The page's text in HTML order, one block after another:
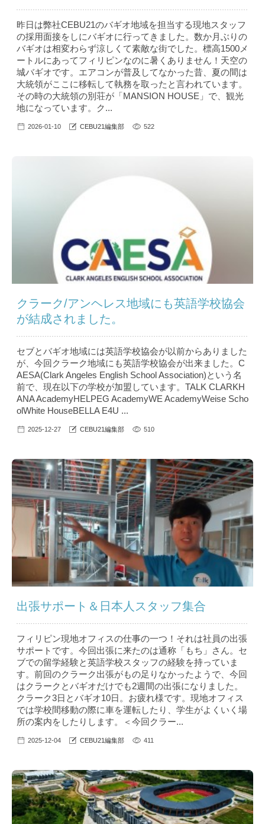
昨日は弊社CEBU21のバギオ地域を担当する現地スタッフ
の採用面接をしにバギオに行ってきました。数か月ぶりの
バギオは相変わらず涼しくて素敵な街でした。標高1500メ
ートルにあってフィリピンなのに暑くありません！天空の
城バギオです。エアコンが普及してなかった昔、夏の間は
大統領がここに移転して執務を取ったと言われています。
その時の大統領の別荘が「MANSION HOUSE」で、観光
地になっています。ク...
2026-01-10 CEBU21編集部 522
クラーク/アンヘレス地域にも英語学校協会
が結成されました。
セブとバギオ地域には英語学校協会が以前からありました
が、今回クラーク地域にも英語学校協会が出来ました。C
AESA(Clark Angeles English School Association)という名
前で、現在以下の学校が加盟しています。TALK CLARKH
ANA AcademyHELPEG AcademyWE AcademyWeise Scho
olWhite HouseBELLA E4U ...
2025-12-27 CEBU21編集部 510
出張サポート＆日本人スタッフ集合
フィリピン現地オフィスの仕事の一つ！それは社員の出張
サポートです。今回出張に来たのは通称「もち」さん。セ
ブでの留学経験と英語学校スタッフの経験を持っていま
す。前回のクラーク出張がもの足りなかったようで、今回
はクラークとバギオだけでも2週間の出張になりました。
クラーク3日とバギオ10日。お疲れ様です。現地オフィス
では学校間移動の際に車を運転したり、学生がよくいく場
所の案内をしたりします。＜今回クラー...
2025-12-04 CEBU21編集部 411